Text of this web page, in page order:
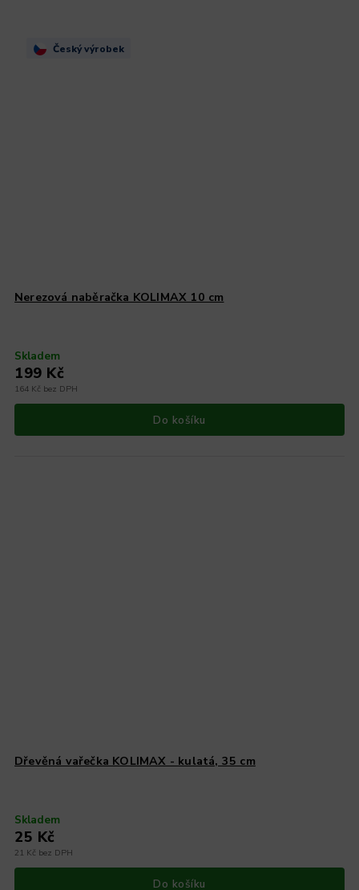
Český výrobek
Nerezová naběračka KOLIMAX 10 cm
Skladem
164 Kč bez DPH
199 Kč
Do košíku
Dřevěná vařečka KOLIMAX - kulatá, 35 cm
Skladem
21 Kč bez DPH
25 Kč
Do košíku